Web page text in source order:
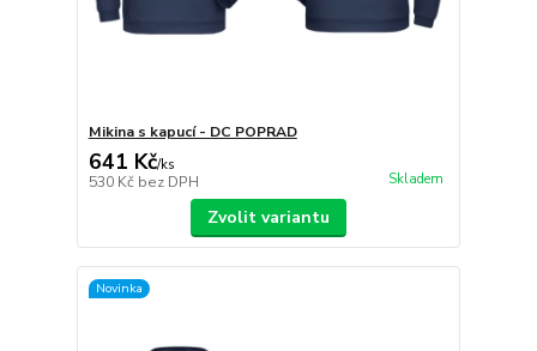
Mikina s kapucí - DC POPRAD
641 Kč/ks
530 Kč bez DPH Skladem
Zvolit variantu
Novinka